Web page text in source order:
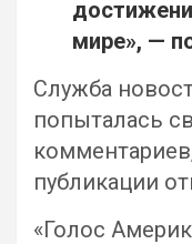
мире», —
Служба
попыталась
публикации
«Голос